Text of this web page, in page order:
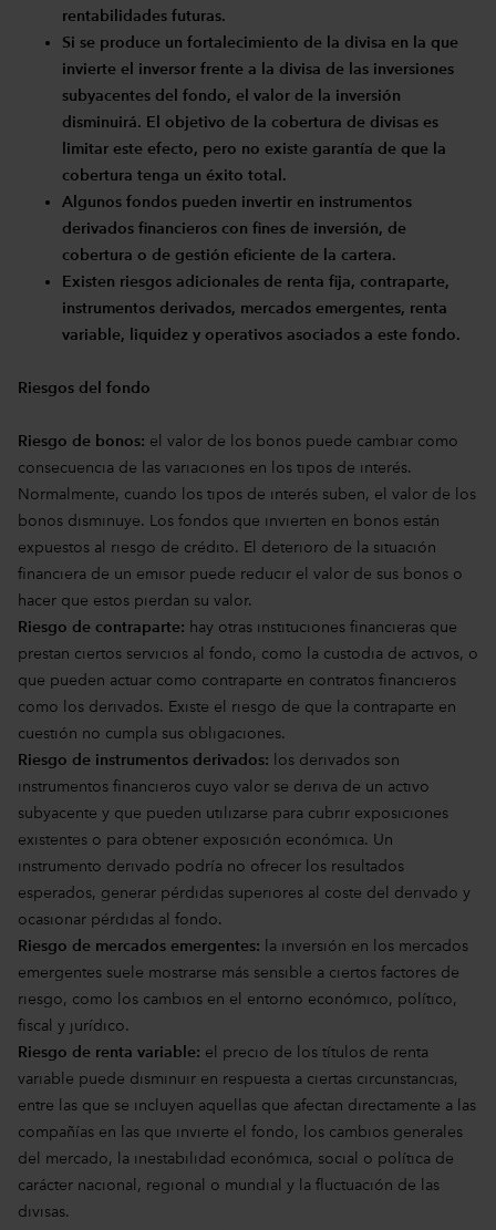
rentabilidades futuras.
Si se produce un fortalecimiento de la divisa en la que
invierte el inversor frente a la divisa de las inversiones
subyacentes del fondo, el valor de la inversión
disminuirá. El objetivo de la cobertura de divisas es
limitar este efecto, pero no existe garantía de que la
cobertura tenga un éxito total.
Algunos fondos pueden invertir en instrumentos
derivados financieros con fines de inversión, de
cobertura o de gestión eficiente de la cartera.
Existen riesgos adicionales de renta fija, contraparte,
instrumentos derivados, mercados emergentes, renta
variable, liquidez y operativos asociados a este fondo.
Riesgos del fondo
Riesgo de bonos: el valor de los bonos puede cambiar como
consecuencia de las variaciones en los tipos de interés.
Normalmente, cuando los tipos de interés suben, el valor de los
bonos disminuye. Los fondos que invierten en bonos están
expuestos al riesgo de crédito. El deterioro de la situación
financiera de un emisor puede reducir el valor de sus bonos o
hacer que estos pierdan su valor.
Riesgo de contraparte: hay otras instituciones financieras que
prestan ciertos servicios al fondo, como la custodia de activos, o
que pueden actuar como contraparte en contratos financieros
como los derivados. Existe el riesgo de que la contraparte en
cuestión no cumpla sus obligaciones.
Riesgo de instrumentos derivados: los derivados son
instrumentos financieros cuyo valor se deriva de un activo
subyacente y que pueden utilizarse para cubrir exposiciones
existentes o para obtener exposición económica. Un
instrumento derivado podría no ofrecer los resultados
esperados, generar pérdidas superiores al coste del derivado y
ocasionar pérdidas al fondo.
Riesgo de mercados emergentes: la inversión en los mercados
emergentes suele mostrarse más sensible a ciertos factores de
riesgo, como los cambios en el entorno económico, político,
fiscal y jurídico.
Riesgo de renta variable: el precio de los títulos de renta
variable puede disminuir en respuesta a ciertas circunstancias,
entre las que se incluyen aquellas que afectan directamente a las
compañías en las que invierte el fondo, los cambios generales
del mercado, la inestabilidad económica, social o política de
carácter nacional, regional o mundial y la fluctuación de las
divisas.